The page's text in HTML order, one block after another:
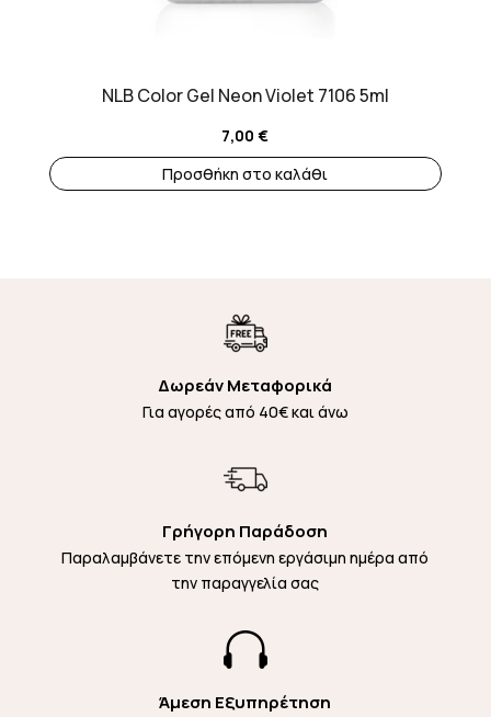
NLB Color Gel Neon Violet 7106 5ml
7,00€
Προσθήκη στο καλάθι
Δωρεάν Μεταφορικά
Για αγορές από 40€ και άνω
Γρήγορη Παράδοση
Παραλαμβάνετε την επόμενη εργάσιμη ημέρα από
την παραγγελία σας

Άμεση Εξυπηρέτηση